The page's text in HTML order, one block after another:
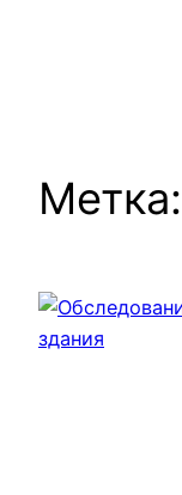
Метка: